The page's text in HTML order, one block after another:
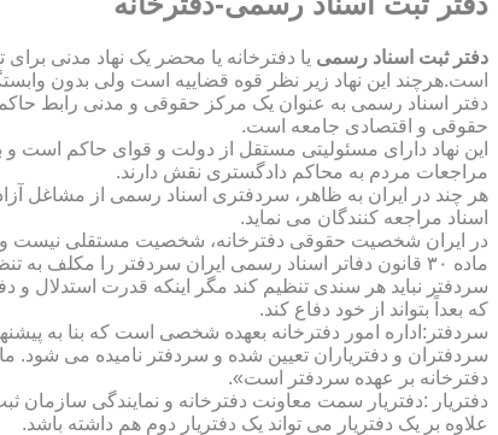
دفتر ثبت اسناد رسمی یا دفترخانه یا محضر یک نهاد مدنی
است.هرچند این نهاد زیر نظر قوه قضاییه است ولی بدون
دفتر اسناد رسمی به عنوان یک مرکز حقوقی و مدنی رابط
حقوقی و اقتصادی جامعه است.
این نهاد دارای مسئولیتی مستقل از دولت و قوای حاکم است
مراجعات مردم به محاکم دادگستری نقش دارند.
هر چند در ایران به ظاهر، سردفتری اسناد رسمی از مشاغل
اسناد مراجعه کنندگان می نماید.
در ایران شخصیت حقوقی دفترخانه، شخصیت مستقلی نیست و
ماده ۳۰ قانون دفاتر اسناد رسمی ایران سردفتر را
سردفتر نباید هر سندی تنظیم کند مگر اینکه قدرت استدلال و
که بعداً بتواند از خود دفاع کند.
سردفتر:اداره امور دفترخانه بعهده شخصی است که بنا به
دفترخانه بر عهده سردفتر است».
علاوه بر یک دفتریار می تواند یک دفتریار دوم هم داشته باشد.